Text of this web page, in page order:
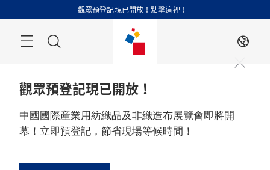
過
觀眾預登記現已開放！點擊這裡！
ZH
觀眾預登記現已開放！
中國國際産業用紡織品及非織造布展覽會即將開
幕！立即預登記，節省現場等候時間！
2026 年 9 月 1 - 3 日